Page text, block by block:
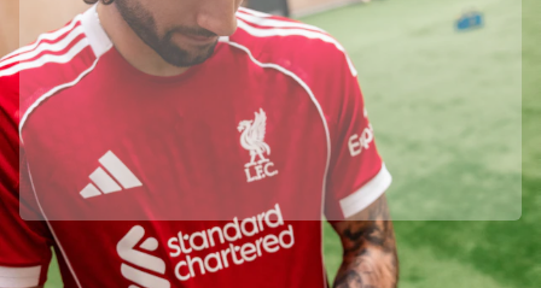
Liverpool FC의 공식 파트너입니다